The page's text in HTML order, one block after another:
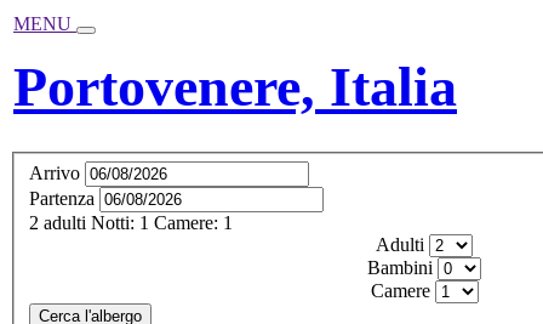
MENU
Portovenere, Italia
Arrivo
Partenza
2 adulti Notti: 1 Camere: 1
Adulti
Bambini
Camere
Cerca l'albergo